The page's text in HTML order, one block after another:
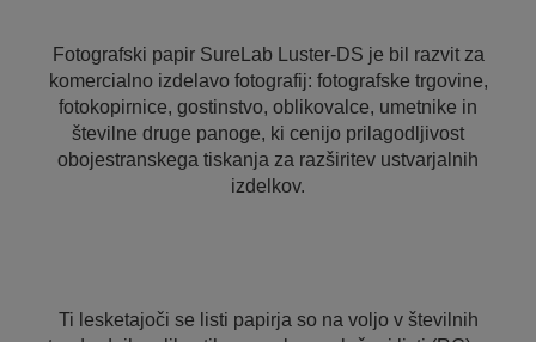
Fotografski papir SureLab Luster-DS je bil razvit za
komercialno izdelavo fotografij: fotografske trgovine,
fotokopirnice, gostinstvo, oblikovalce, umetnike in
številne druge panoge, ki cenijo prilagodljivost
obojestranskega tiskanja za razširitev ustvarjalnih
izdelkov.
Ti lesketajoči se listi papirja so na voljo v številnih